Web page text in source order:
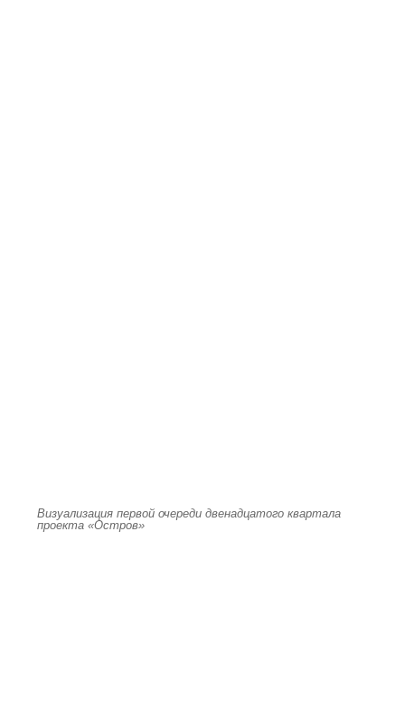
Визуализация первой очереди двенадцатого квартала
проекта «Остров»